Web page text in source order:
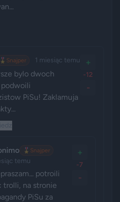
🎖️ Snajper 1 miesiąc temu
bylo dwoch
PiSu! Zaklamuja
+
-12
-
🎖️ Snajper
temu
potroili
trolli, na stronie
PiSu za
+
-7
-